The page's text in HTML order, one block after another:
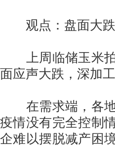
观点：盘面大跌
上周临储玉米拍
面应声大跌，深加
在需求端，各地
疫情没有完全控制
企难以摆脱减产困